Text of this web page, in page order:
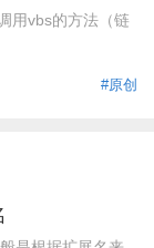
用vbs的方法（链
#原创